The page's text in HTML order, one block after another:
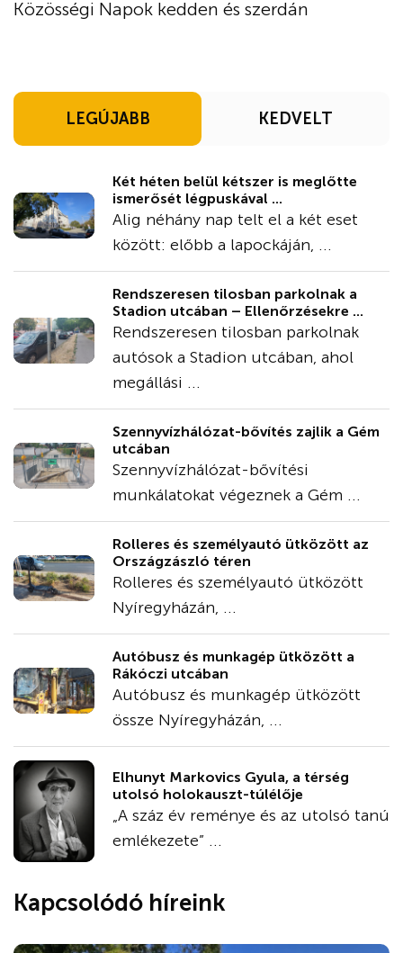
Közösségi Napok kedden és szerdán
LEGÚJABB KEDVELT
Két héten belül kétszer is meglőtte
ismerősét légpuskával ...
Alig néhány nap telt el a két eset
között: előbb a lapockáján, ...
Rendszeresen tilosban parkolnak a
Stadion utcában – Ellenőrzésekre ...
Rendszeresen tilosban parkolnak
autósok a Stadion utcában, ahol
megállási ...
Szennyvízhálózat-bővítés zajlik a Gém
utcában
Szennyvízhálózat-bővítési
munkálatokat végeznek a Gém ...
Rolleres és személyautó ütközött az
Országzászló téren
Rolleres és személyautó ütközött
Nyíregyházán, ...
Autóbusz és munkagép ütközött a
Rákóczi utcában
Autóbusz és munkagép ütközött
össze Nyíregyházán, ...
Elhunyt Markovics Gyula, a térség
utolsó holokauszt-túlélője
„A száz év reménye és az utolsó tanú
emlékezete” ...
Kapcsolódó híreink